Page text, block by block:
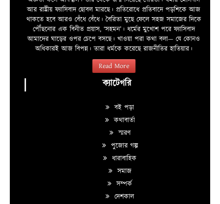
আর রাষ্ট্রীয় ফ্যাসিবাদ ছোবল মারছে। প্রতিরোধে প্রতিবাদে পড়শিকে আজ
থাকতে হবে আরও বেঁধে বেঁধে। বৈরিতা মুছে ফেলে সহজ সমাজের দিকে
পৌঁছনোর এক বিনীত প্রয়াস, ‘সহমন’। ধর্মের মুখোশ পরে ফ্যাসিবাদ
আমাদের ঘাড়ের ওপর চেপে বসছে। খাওয়া পরা কথা বলা—­­ যে কোনও
অধিকারই আজ বিপন্ন। তারা ধর্মকে করেছে রাজনীতির হাতিয়ার।
Read More
ক্যাটেগরি
বই পড়া
কথাবার্তা
স্মরণ
পুজোর গল্প
ধারাবাহিক
সমাজ
সম্পর্ক
দেশকাল